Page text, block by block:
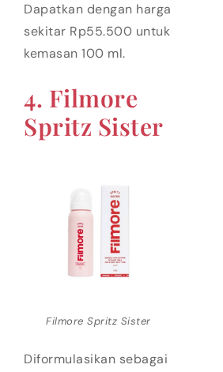
Dapatkan dengan harga
sekitar Rp55.500 untuk
kemasan 100 ml.
4. Filmore
Spritz Sister
Filmore Spritz Sister
Diformulasikan sebagai